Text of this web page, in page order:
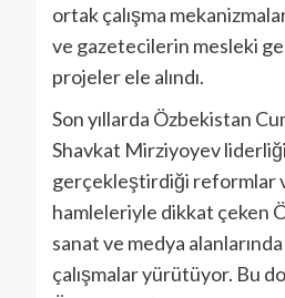
ortak çalışma
ve gazetecilerin mesleki
projeler ele alındı.
Son yıllarda Özbekistan
Shavkat Mirziyoyev
gerçekleştirdiği reformlar
hamleleriyle dikkat çeken
sanat ve medya
çalışmalar yürütüyor. Bu